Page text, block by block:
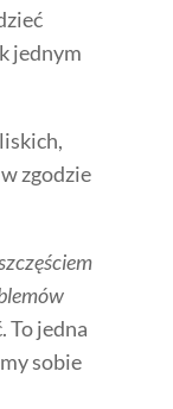
jednym
zgodzie
To jedna
sobie